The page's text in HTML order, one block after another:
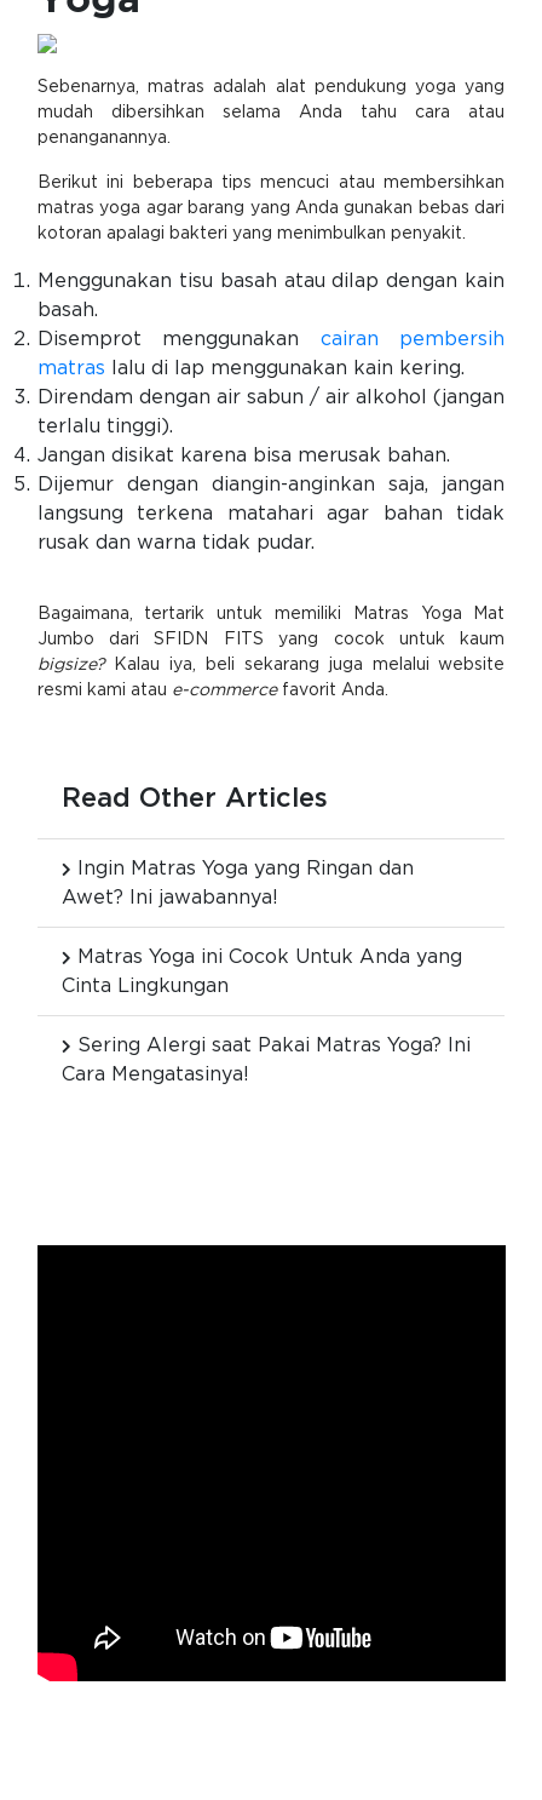
Sebenarnya, matras adalah alat pendukung yoga yang
mudah dibersihkan selama Anda tahu cara atau
penanganannya.
Berikut ini beberapa tips mencuci atau membersihkan
matras yoga agar barang yang Anda gunakan bebas dari
kotoran apalagi bakteri yang menimbulkan penyakit.
Menggunakan tisu basah atau dilap dengan kain
basah.
Disemprot menggunakan cairan pembersih
matras lalu di lap menggunakan kain kering.
Direndam dengan air sabun / air alkohol (jangan
terlalu tinggi).
Jangan disikat karena bisa merusak bahan.
Dijemur dengan diangin-anginkan saja, jangan
langsung terkena matahari agar bahan tidak
rusak dan warna tidak pudar.
Bagaimana, tertarik untuk memiliki Matras Yoga Mat
Jumbo dari SFIDN FITS yang cocok untuk kaum
bigsize?Kalau iya, beli sekarang juga melalui website
resmi kami atau e-commercefavorit Anda.
Read Other Articles
Ingin Matras Yoga yang Ringan dan
Awet? Ini jawabannya!
Matras Yoga ini Cocok Untuk Anda yang
Cinta Lingkungan
Sering Alergi saat Pakai Matras Yoga? Ini
Cara Mengatasinya!